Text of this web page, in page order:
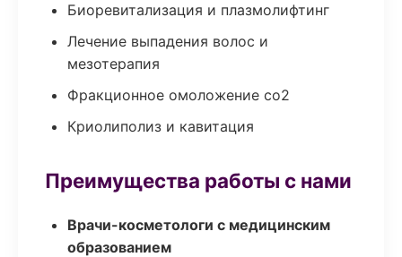
Биоревитализация и плазмолифтинг
Лечение выпадения волос и
мезотерапия
Фракционное омоложение co2
Криолиполиз и кавитация
Преимущества работы с нами
Врачи-косметологи с медицинским
образованием